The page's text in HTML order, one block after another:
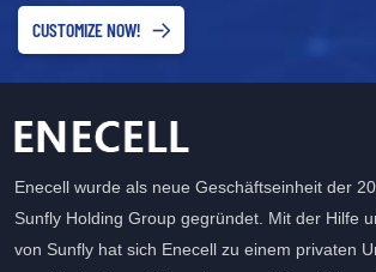
CUSTOMIZE NOW!
Enecell wurde als neue Geschäftseinheit der
Sunfly Holding Group gegründet. Mit der Hilfe
von Sunfly hat sich Enecell zu einem privaten